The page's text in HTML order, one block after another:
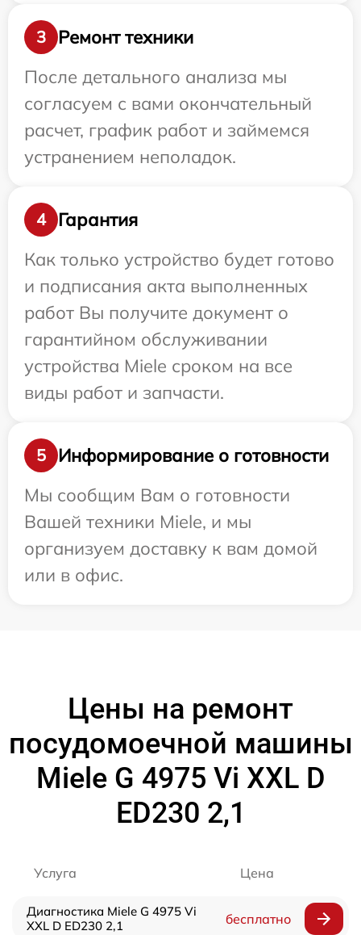
3
Ремонт техники
После детального анализа мы
согласуем с вами окончательный
расчет, график работ и займемся
устранением неполадок.
4
Гарантия
Как только устройство будет готово
и подписания акта выполненных
работ Вы получите документ о
гарантийном обслуживании
устройства Miele сроком на все
виды работ и запчасти.
5
Информирование о готовности
Мы сообщим Вам о готовности
Вашей техники Miele, и мы
организуем доставку к вам домой
или в офис.
Цены на ремонт
посудомоечной машины
Miele G 4975 Vi XXL D
ED230 2,1
Услуга Цена
Диагностика Miele G 4975 Vi
XXL D ED230 2,1
бесплатно